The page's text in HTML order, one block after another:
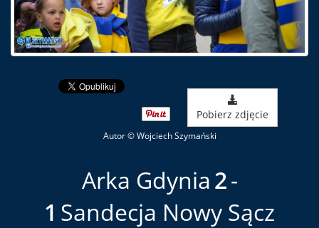
Pobierz zdjęcie
Autor © Wojciech Szymański
Arka Gdynia2
1 Sandecja Nowy Sącz